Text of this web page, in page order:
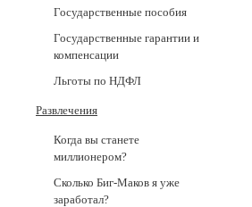
Государственные пособия
Государственные гарантии и
компенсации
Льготы по НДФЛ
Развлечения
Когда вы станете
миллионером?
Сколько Биг-Маков я уже
заработал?